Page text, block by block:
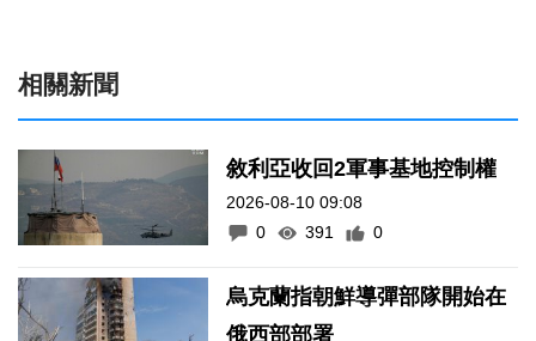
相關新聞
敘利亞收回2軍事基地控制權
2026-08-10 09:08
0
391 0
烏克蘭指朝鮮導彈部隊開始在
俄西部部署